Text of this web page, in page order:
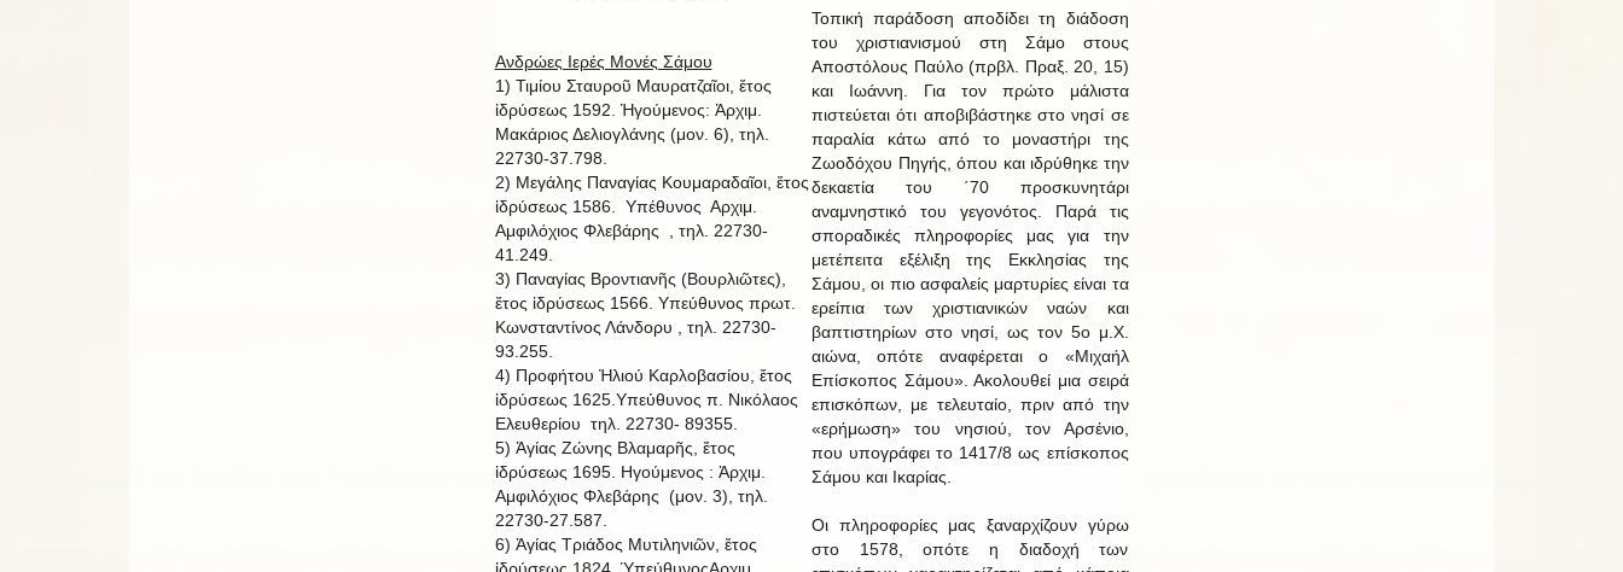
Ανδρώες Ιερές Μονές Σάμου
1) Τιμίου Σταυροῦ Μαυρατζαῖοι, ἔτος
ἱδρύσεως 1592. Ἡγούμενος: Ἀρχιμ.
Μακάριος Δελιογλάνης (μον. 6), τηλ.
22730-37.798.
2) Μεγάλης Παναγίας Κουμαραδαῖοι, ἔτος
ἱδρύσεως 1586. Υπέθυνος Αρχιμ.
Αμφιλόχιος Φλεβάρης , τηλ. 22730-
41.249.
3) Παναγίας Βροντιανῆς (Βουρλιῶτες),
ἔτος ἱδρύσεως 1566. Υπεύθυνος πρωτ.
Κωνσταντίνος Λάνδορυ , τηλ. 22730-
93.255.
4) Προφήτου Ἠλιού Καρλοβασίου, ἔτος
ἱδρύσεως 1625.Υπεύθυνος π. Νικόλαος
Ελευθερίου τηλ. 22730- 89355.
5) Ἁγίας Ζώνης Βλαμαρῆς, ἔτος
ἱδρύσεως 1695. Ηγούμενος : Ἀρχιμ.
Αμφιλόχιος Φλεβάρης (μον. 3), τηλ.
22730-27.587.
6) Ἁγίας Τριάδος Μυτιληνιῶν, ἔτος
Τοπική παράδοση αποδίδει τη διάδοση
του χριστιανισμού στη Σάμο στους
Αποστόλους Παύλο (πρβλ. Πραξ. 20, 15)
και Ιωάννη. Για τον πρώτο μάλιστα
πιστεύεται ότι αποβιβάστηκε στο νησί σε
παραλία κάτω από το μοναστήρι της
Ζωοδόχου Πηγής, όπου και ιδρύθηκε την
δεκαετία του ΄70 προσκυνητάρι
αναμνηστικό του γεγονότος. Παρά τις
σποραδικές πληροφορίες μας για την
μετέπειτα εξέλιξη της Εκκλησίας της
Σάμου, οι πιο ασφαλείς μαρτυρίες είναι τα
ερείπια των χριστιανικών ναών και
βαπτιστηρίων στο νησί, ως τον 5ο μ.Χ.
αιώνα, οπότε αναφέρεται ο «Μιχαήλ
Επίσκοπος Σάμου». Ακολουθεί μια σειρά
επισκόπων, με τελευταίο, πριν από την
«ερήμωση» του νησιού, τον Αρσένιο,
που υπογράφει το 1417/8 ως επίσκοπος
Σάμου και Ικαρίας.
Οι πληροφορίες μας ξαναρχίζουν γύρω
στο 1578, οπότε η διαδοχή των